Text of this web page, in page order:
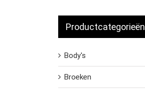
Productcategorieën
Body's
Broeken